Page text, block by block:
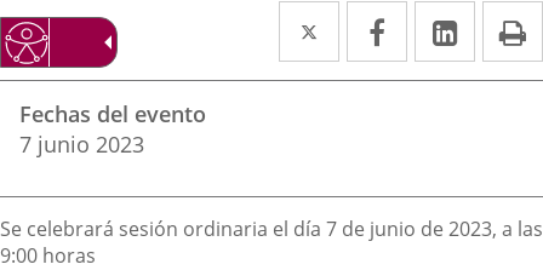
Twitter
Enlace
a
externa.
Facebook
Enlace
a
externa.
Enlace
a
del
evento
Fechas del evento
7 junio 2023
Descripción
Se celebrará sesión ordinaria el día 7 de junio de 2023, a las
9:00 horas